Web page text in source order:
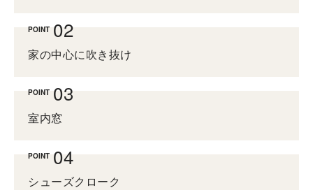
POINT
家の中心に吹き抜け
POINT
室内窓
POINT
シューズクローク